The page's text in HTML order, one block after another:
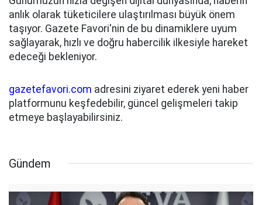
anlık olarak tüketicilere ulaştırılması büyük önem
taşıyor. Gazete Favori'nin de bu dinamiklere uyum
sağlayarak, hızlı ve doğru habercilik ilkesiyle hareket
edeceği bekleniyor.
gazetefavori.com adresini ziyaret ederek yeni haber
platformunu keşfedebilir, güncel gelişmeleri takip
etmeye başlayabilirsiniz.
Gündem